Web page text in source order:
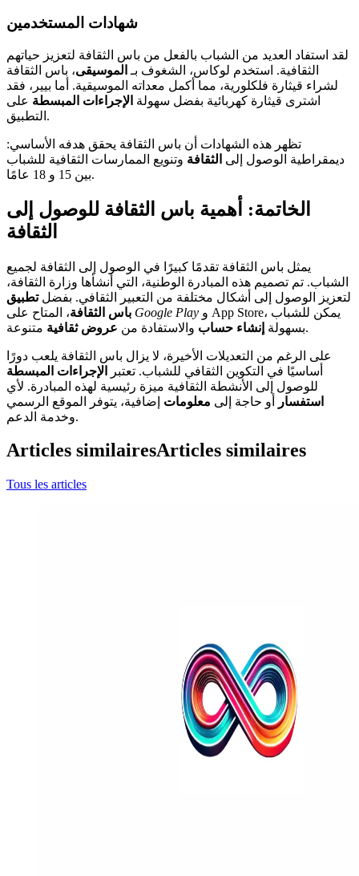
شهادات المستخدمين
لقد استفاد العديد من الشباب بالفعل من باس الثقافة لتعزيز حياتهم
الثقافية. استخدم لوكاس، الشغوف بـ الموسيقى، باس الثقافة
لشراء قيثارة فلكلورية، مما أكمل معداته الموسيقية. أما بيير، فقد
اشترى قيثارة كهربائية بفضل سهولة الإجراءات المبسطة على
التطبيق.
تظهر هذه الشهادات أن باس الثقافة يحقق هدفه الأساسي:
ديمقراطية الوصول إلى الثقافة وتنويع الممارسات الثقافية للشباب
بين 15 و 18 عامًا.
الخاتمة: أهمية باس الثقافة للوصول إلى
الثقافة
يمثل باس الثقافة تقدمًا كبيرًا في الوصول إلى الثقافة لجميع
الشباب. تم تصميم هذه المبادرة الوطنية، التي أنشأها وزارة الثقافة،
لتعزيز الوصول إلى أشكال مختلفة من التعبير الثقافي. بفضلتطبيق
باس الثقافة Google Play
بسهولة إنشاء حساب والاستفادة من عروض ثقافية متنوعة.
على الرغم من التعديلات الأخيرة، لا يزال باس الثقافة يلعب دورًا
أساسيًا في التكوين الثقافي للشباب. تعتبر
الإجراءات المبسطة
للوصول إلى الأنشطة الثقافية ميزة رئيسية لهذه المبادرة. لأي
استفسار
أو حاجة إلى معلومات إضافية، يتوفر الموقع الرسمي
وخدمة الدعم.
Articles similairesArticles similaires
Tous les articles